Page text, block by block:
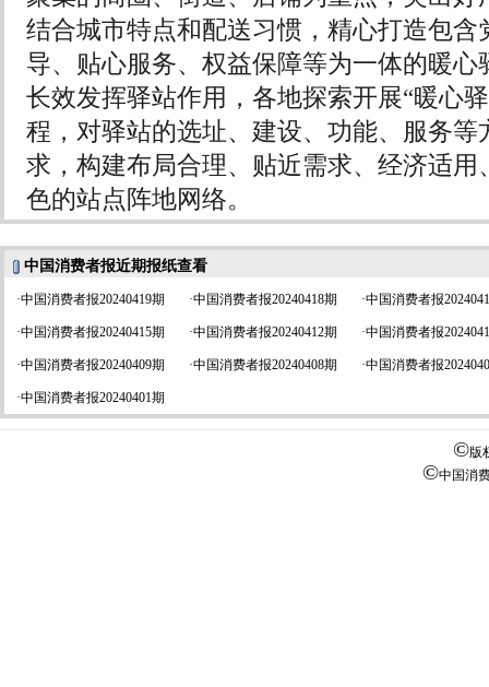
结合城市特点和配送习惯，精心打造包含
导、贴心服务、权益保障等为一体的暖心
长效发挥驿站作用，各地探索开展“暖心
程，对驿站的选址、建设、功能、服务等
求，构建布局合理、贴近需求、经济适用
色的站点阵地网络。
中国消费者报近期报纸查看
·中国消费者报20240419期 ·中国消费者报20240418期 ·中国消费者报
·中国消费者报20240415期 ·中国消费者报20240412期 ·中国消费者报
·中国消费者报20240409期 ·中国消费者报20240408期 ·中国消费者报
·中国消费者报20240401期
©版
©中国消